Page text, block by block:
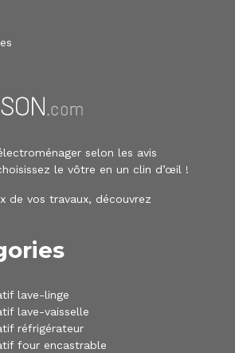
selon les avis
le vôtre en un clin d’œil !
de vos travaux, découvrez
lave-linge
lave-vaisselle
réfrigérateur
four encastrable